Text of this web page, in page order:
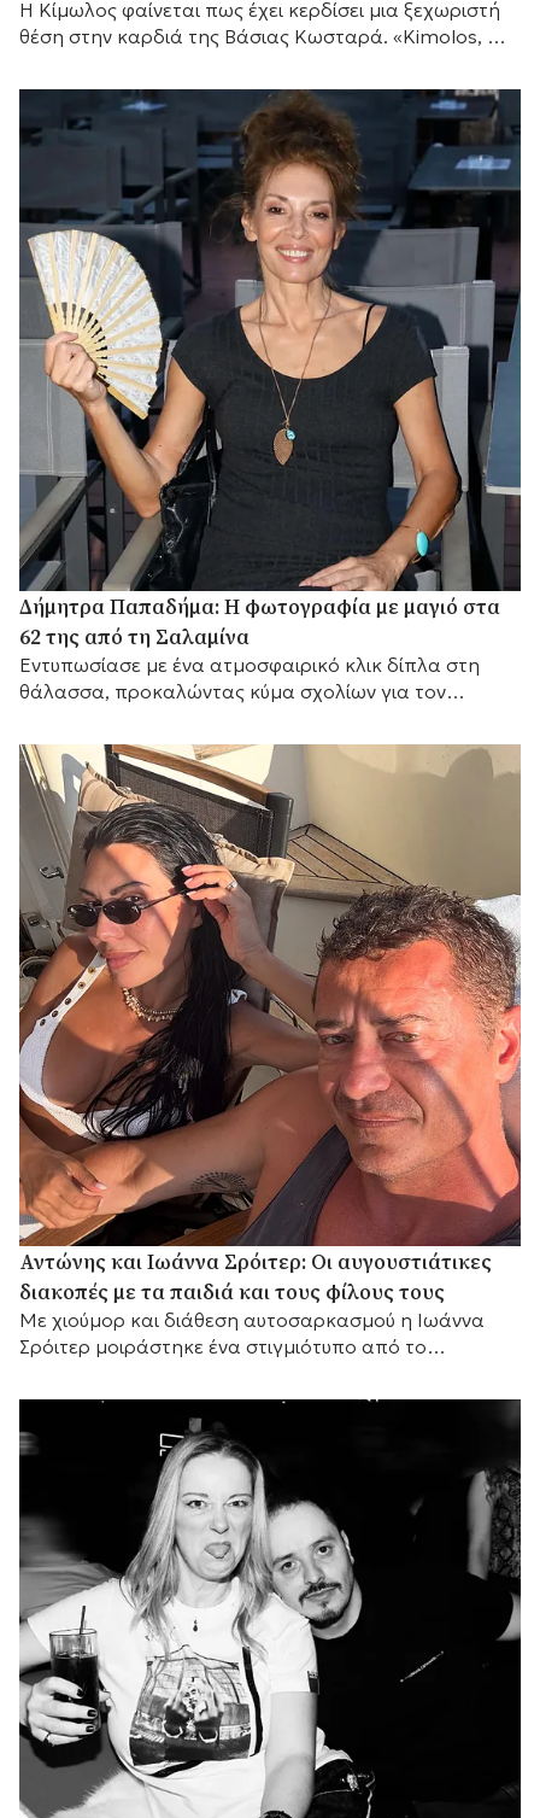
Η Κίμωλος φαίνεται πως έχει κερδίσει μια ξεχωριστή
θέση στην καρδιά της Βάσιας Κωσταρά. «Kimolos, my
Δήμητρα Παπαδήμα: Η φωτογραφία με μαγιό στα
62 της από τη Σαλαμίνα
Εντυπωσίασε με ένα ατμοσφαιρικό κλικ δίπλα στη
θάλασσα, προκαλώντας κύμα σχολίων για τον
Αντώνης και Ιωάννα Σρόιτερ: Οι αυγουστιάτικες
διακοπές με τα παιδιά και τους φίλους τους
Με χιούμορ και διάθεση αυτοσαρκασμού η Ιωάννα
Σρόιτερ μοιράστηκε ένα στιγμιότυπο από το
τρόπο τη σχέση του ζευγαριού